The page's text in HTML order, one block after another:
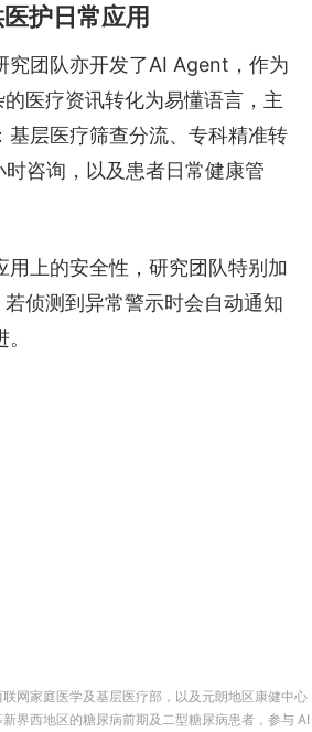
护日常应用
究团队亦开发了AI Agent，作为
的医疗资讯转化为易懂语言，主
基层医疗筛查分流、专科精准转
咨询，以及患者日常健康管
用上的安全性，研究团队特别加
若侦测到异常警示时会自动通知
网家庭医学及基层医疗部，以及元朗地区康健中心
界西地区的糖尿病前期及二型糖尿病患者，参与 AI